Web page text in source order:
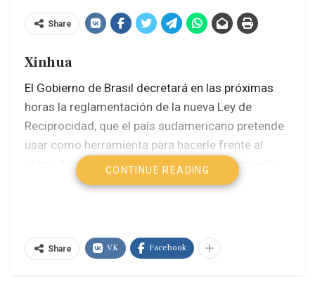
Share
Xinhua
El Gobierno de Brasil decretará en las próximas
horas la reglamentación de la nueva Ley de
Reciprocidad, que el país sudamericano pretende
usar como herramienta para hacerle frente al
cobro de aranceles del 50 por ciento anunciado
por Estados Unidos a los productos brasileños,
«El Congreso Nacional aprobó la Ley de
Reciprocidad que establece que si recibimos un
CONTINUE READING
Share VK Facebook